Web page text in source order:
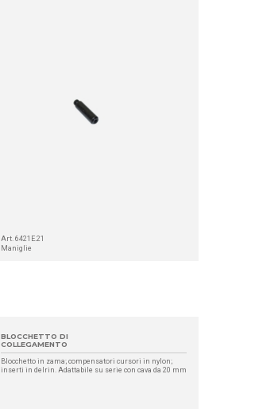
Art. 6421E.21
Maniglie
BLOCCHETTO DI
COLLEGAMENTO
Blocchetto in zama; compensatori cursori in nylon;
inserti in delrin. Adattabile su serie con cava da 20 mm